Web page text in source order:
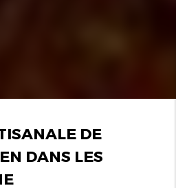
DE
DANS LES